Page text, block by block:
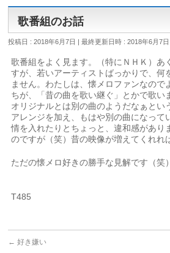
歌番組のお話
投稿日 : 2018年6月7日 最終更新日時 : 2018年6月7日
歌番組をよく見ます。（特にＮＨＫ）あ
すが、若いアーティストばっかりで、何
ません。わたしは、懐メロファンなので
ちが、「昔の曲を歌い継ぐ」とかで歌い
オリジナルとは別の曲のようだなぁとい
アレンジを加え、もはや別の曲になって
情を入れたりとちょっと、違和感があり
のですが（笑）昔の映像が増えてくれれ
ただの懐メロ好きの勝手な見解です（笑）
T485
← 好き嫌い